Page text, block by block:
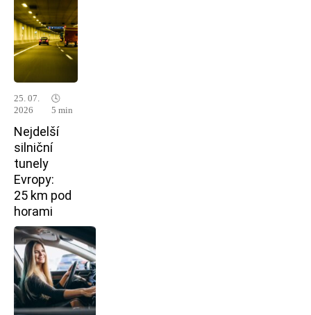
25. 07.
2026
🕓
5 min
Nejdelší
silniční
tunely
Evropy:
25 km pod
horami